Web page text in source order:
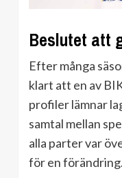
Beslutet att
Efter många
klart att en av
profiler lämnar
samtal mellan
alla parter var
för en